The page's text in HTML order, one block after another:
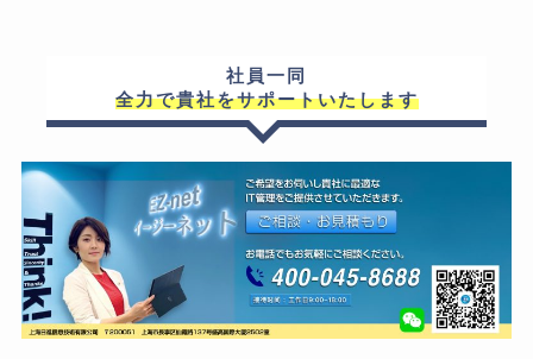
社員一同
全力で貴社をサポートいたします